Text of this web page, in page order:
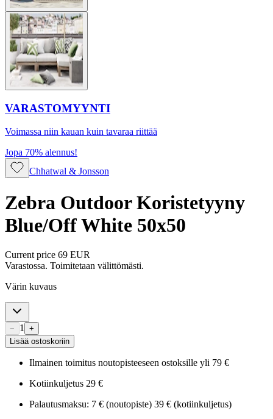
VARASTOMYYNTI
Voimassa niin kauan kuin tavaraa riittää
Jopa 70% alennus!
Chhatwal & Jonsson
Zebra Outdoor Koristetyyny
Blue/Off White 50x50
Current price 69 EUR
Varastossa. Toimitetaan välittömästi.
Värin kuvaus
− 1
+
Lisää ostoskoriin
Ilmainen toimitus noutopisteeseen ostoksille yli 79 €
Kotiinkuljetus 29 €
Palautusmaksu: 7 € (noutopiste) 39 € (kotiinkuljetus)